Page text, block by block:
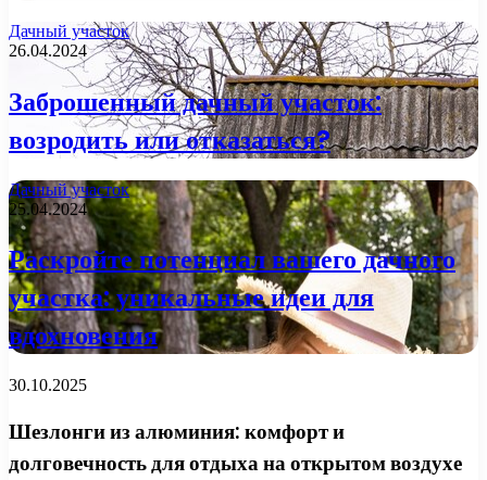
Дачный участок
26.04.2024
Заброшенный дачный участок:
возродить или отказаться?
Дачный участок
25.04.2024
Раскройте потенциал вашего дачного
участка: уникальные идеи для
вдохновения
30.10.2025
Шезлонги из алюминия: комфорт и
долговечность для отдыха на открытом воздухе